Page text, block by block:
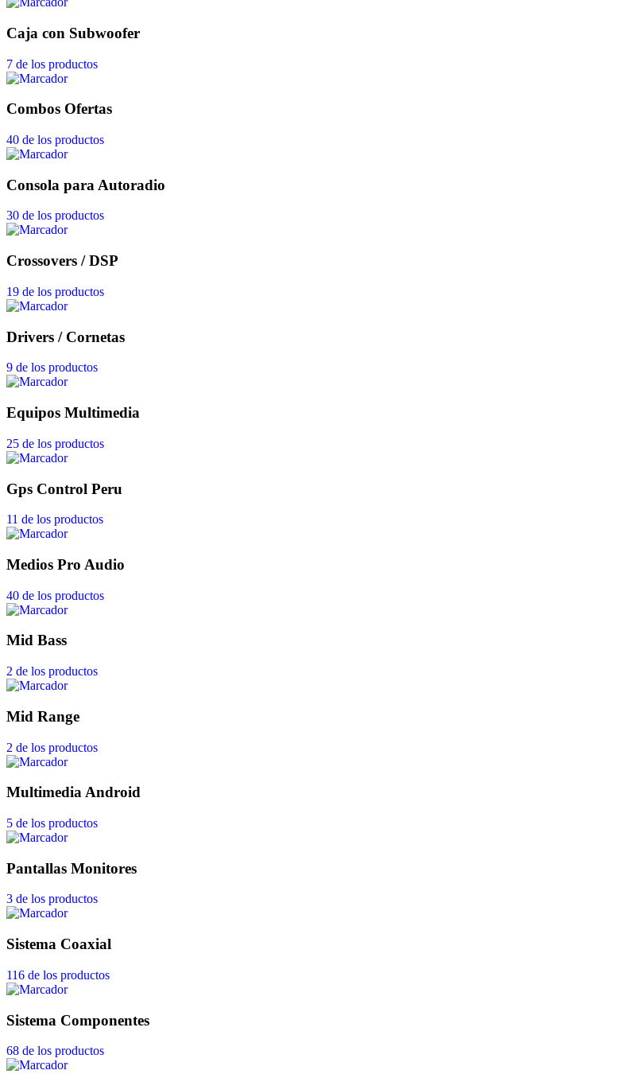
Caja con Subwoofer
7 de los productos
Combos Ofertas
40 de los productos
Consola para Autoradio
30 de los productos
Crossovers / DSP
19 de los productos
Drivers / Cornetas
9 de los productos
Equipos Multimedia
25 de los productos
Gps Control Peru
11 de los productos
Medios Pro Audio
40 de los productos
Mid Bass
2 de los productos
Mid Range
2 de los productos
Multimedia Android
5 de los productos
Pantallas Monitores
3 de los productos
Sistema Coaxial
116 de los productos
Sistema Componentes
68 de los productos